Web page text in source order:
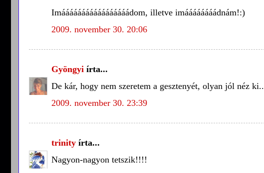
Imááááááááááááááááádom, illetve imáááááááádnám!:)
2009. november 30. 20:06
Gyöngyi írta...
De kár, hogy nem szeretem a gesztenyét, olyan jól néz ki..
2009. november 30. 23:39
trinity írta...
Nagyon-nagyon tetszik!!!!